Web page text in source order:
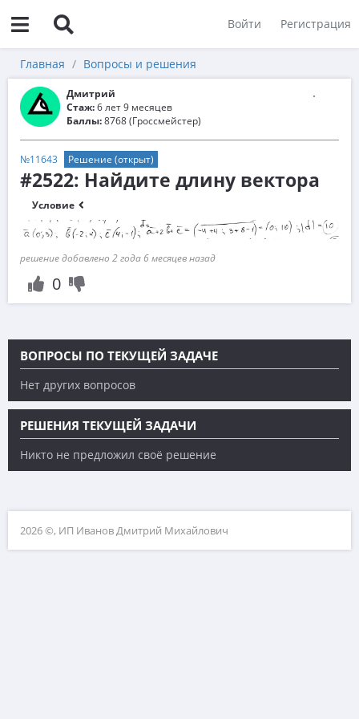
Войти Регистрация
Главная Вопросы и решения
Дмитрий
Стаж:6 лет 9 месяцев
Баллы:8768 (Гроссмейстер)
№11643 Решение (открыт)
#2522: Найдите длину вектора
Условие
решение добавлено 2 года 6 месяцев назад
0
ВОПРОСЫ ПО ТЕКУЩЕЙ ЗАДАЧЕ
Нет других вопросов
РЕШЕНИЯ ТЕКУЩЕЙ ЗАДАЧИ
Никто не предложил своё решение
2026 ©, ИП Иванов Дмитрий Михайлович